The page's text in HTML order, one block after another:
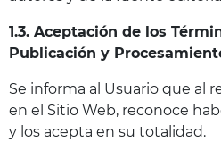
1.3. Aceptación de los
Publicación y
Se informa al Usuario que al
en el Sitio Web, reconoce
y los acepta en su totalidad.